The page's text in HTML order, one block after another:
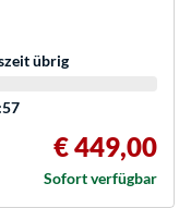
übrig
€ 449,00
Sofort verfügbar